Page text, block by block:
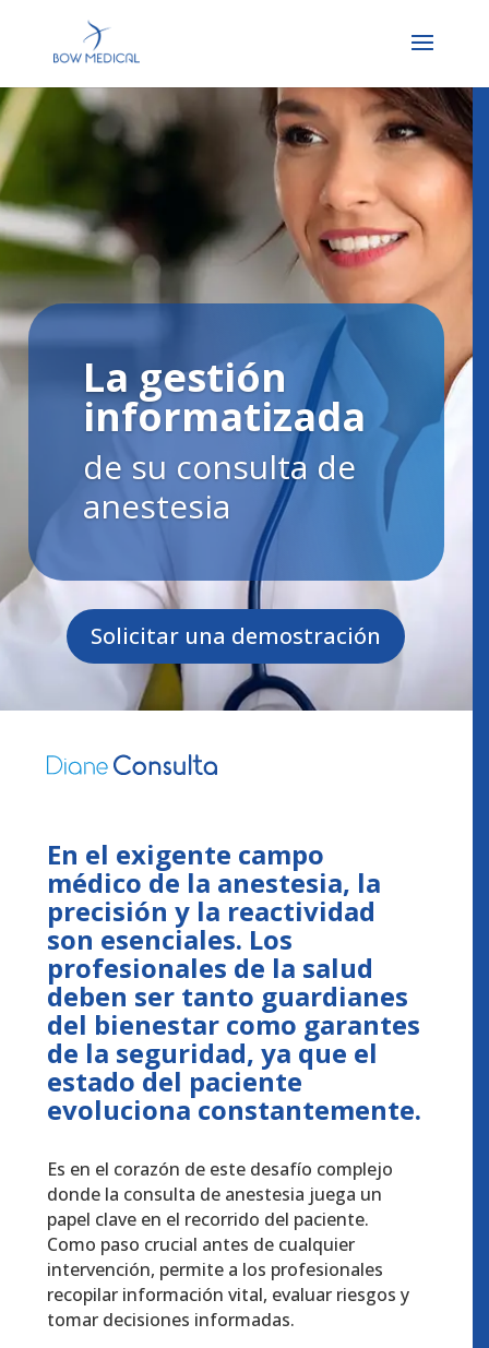
La gestión
informatizada
de su consulta de
anestesia
Solicitar una demostración
En el exigente campo
médico de la anestesia, la
precisión y la reactividad
son esenciales. Los
profesionales de la salud
deben ser tanto guardianes
del bienestar como garantes
de la seguridad, ya que el
estado del paciente
evoluciona constantemente.
Es en el corazón de este desafío complejo
donde la consulta de anestesia juega un
papel clave en el recorrido del paciente.
Como paso crucial antes de cualquier
intervención, permite a los profesionales
recopilar información vital, evaluar riesgos y
tomar decisiones informadas.